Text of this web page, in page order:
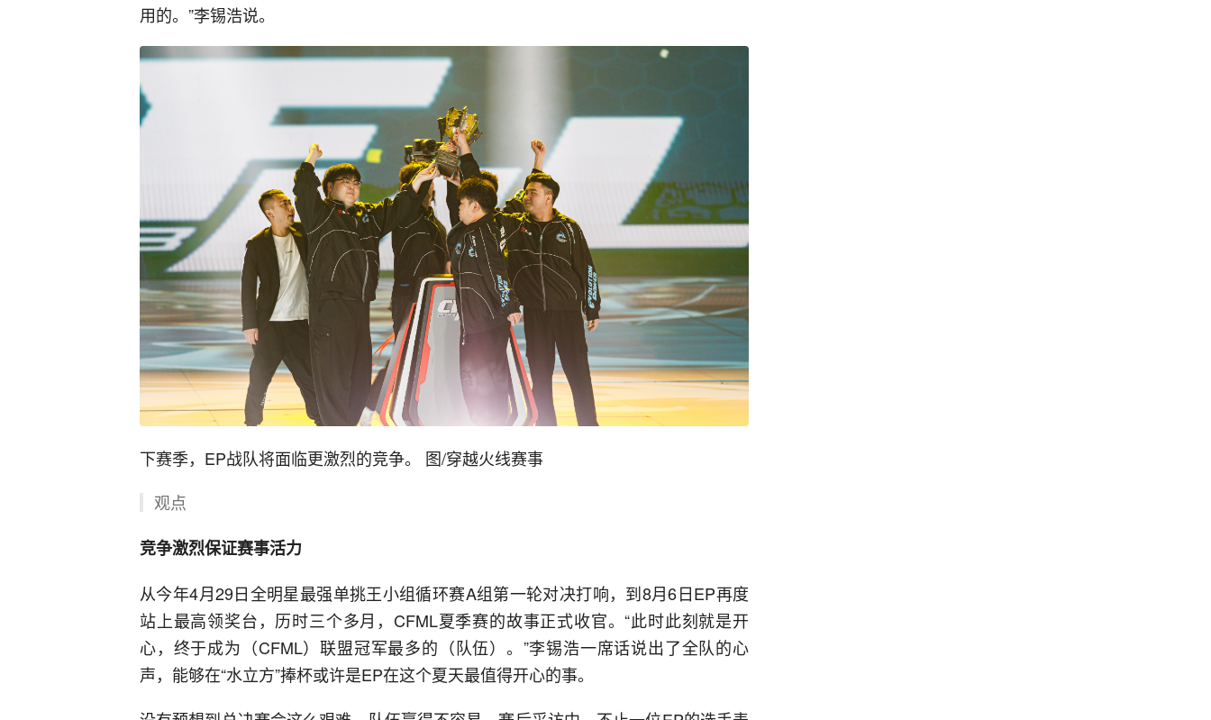
用的。”李锡浩说。
下赛季，EP战队将面临更激烈的竞争。 图/穿越火线赛事
观点
竞争激烈保证赛事活力
从今年4月29日全明星最强单挑王小组循环赛A组第一轮对决打响，到8月6日EP再度
站上最高领奖台，历时三个多月，CFML夏季赛的故事正式收官。“此时此刻就是开
心，终于成为（CFML）联盟冠军最多的（队伍）。”李锡浩一席话说出了全队的心
声，能够在“水立方”捧杯或许是EP在这个夏天最值得开心的事。